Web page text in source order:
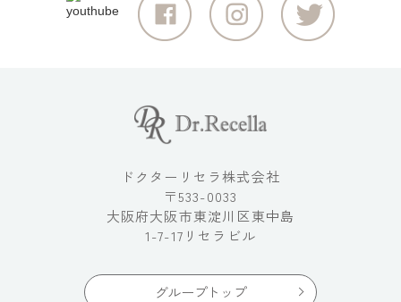
ドクターリセラ株式会社
〒533-0033
大阪府大阪市東淀川区東中島
1-7-17リセラビル
グループトップ